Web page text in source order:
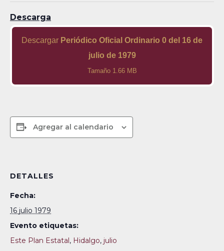
Descarga
Descargar Periódico Oficial Ordinario 0 del 16 de
julio de 1979
Tamaño 1.66 MB
Agregar al calendario
DETALLES
Fecha:
16 julio 1979
Evento etiquetas:
Este Plan Estatal, Hidalgo, julio